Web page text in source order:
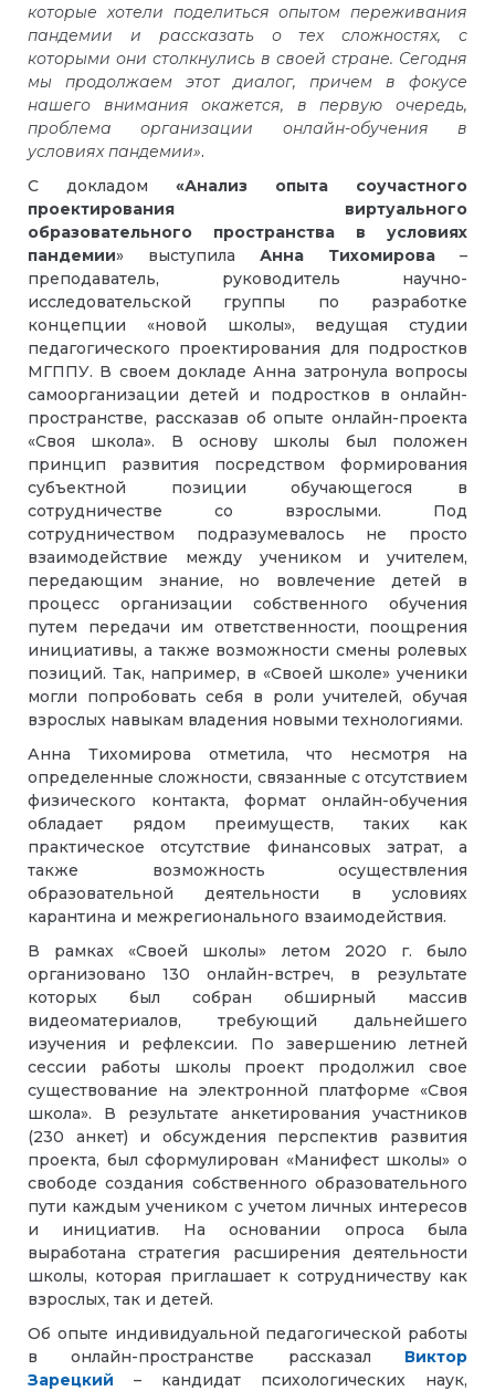
которые хотели поделиться опытом переживания
пандемии и рассказать о тех сложностях, с
которыми они столкнулись в своей стране. Сегодня
мы продолжаем этот диалог, причем в фокусе
нашего внимания окажется, в первую очередь,
проблема организации онлайн-обучения в
условиях пандемии».
С докладом «Анализ опыта соучастного
проектирования виртуального
образовательного пространства в условиях
пандемии» выступила Анна Тихомирова –
преподаватель, руководитель научно-
исследовательской группы по разработке
концепции «новой школы», ведущая студии
педагогического проектирования для подростков
МГППУ. В своем докладе Анна затронула вопросы
самоорганизации детей и подростков в онлайн-
пространстве, рассказав об опыте онлайн-проекта
«Своя школа». В основу школы был положен
принцип развития посредством формирования
субъектной позиции обучающегося в
сотрудничестве со взрослыми. Под
сотрудничеством подразумевалось не просто
взаимодействие между учеником и учителем,
передающим знание, но вовлечение детей в
процесс организации собственного обучения
путем передачи им ответственности, поощрения
инициативы, а также возможности смены ролевых
позиций. Так, например, в «Своей школе» ученики
могли попробовать себя в роли учителей, обучая
взрослых навыкам владения новыми технологиями.
Анна Тихомирова отметила, что несмотря на
определенные сложности, связанные с отсутствием
физического контакта, формат онлайн-обучения
обладает рядом преимуществ, таких как
практическое отсутствие финансовых затрат, а
также возможность осуществления
образовательной деятельности в условиях
карантина и межрегионального взаимодействия.
В рамках «Своей школы» летом 2020 г. было
организовано 130 онлайн-встреч, в результате
которых был собран обширный массив
видеоматериалов, требующий дальнейшего
изучения и рефлексии. По завершению летней
сессии работы школы проект продолжил свое
существование на электронной платформе «Своя
школа». В результате анкетирования участников
(230 анкет) и обсуждения перспектив развития
проекта, был сформулирован «Манифест школы» о
свободе создания собственного образовательного
пути каждым учеником c учетом личных интересов
и инициатив. На основании опроса была
выработана стратегия расширения деятельности
школы, которая приглашает к сотрудничеству как
взрослых, так и детей.
Об опыте индивидуальной педагогической работы
в онлайн-пространстве рассказал Виктор
Зарецкий – кандидат психологических наук,